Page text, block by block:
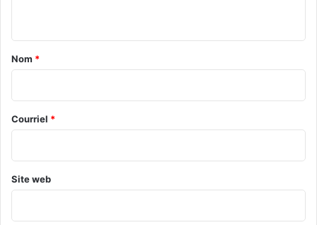
a
r
e
Nom *
Courriel *
Site web